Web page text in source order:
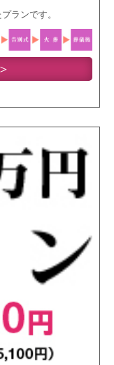
ランです。